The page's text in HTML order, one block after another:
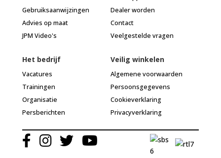
Gebruiksaanwijzingen
Advies op maat
JPM Video's
Dealer worden
Contact
Veelgestelde vragen
Het bedrijf
Vacatures
Trainingen
Organisatie
Persberichten
Veilig winkelen
Algemene voorwaarden
Persoonsgegevens
Cookieverklaring
Privacyverklaring